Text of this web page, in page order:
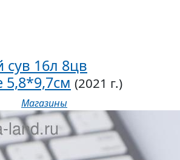
сув 16л 8цв
5,8*9,7см (2021 г.)
Магазины